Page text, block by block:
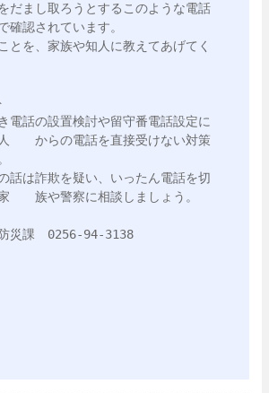
だまし取ろうとするこのような電話
確認されています。
とを、家族や知人に教えてあげてく
電話の設置検討や留守番電話設定に
　　からの電話を直接受けない対策
話は詐欺を疑い、いったん電話を切
　　族や警察に相談しましょう。
災課　0256-94-3138